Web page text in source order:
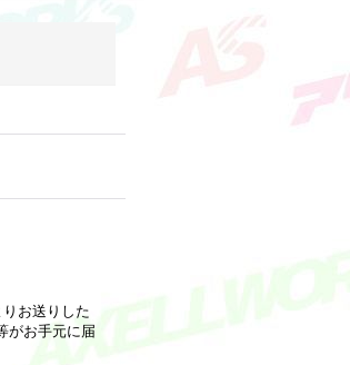
お送りした
がお手元に届